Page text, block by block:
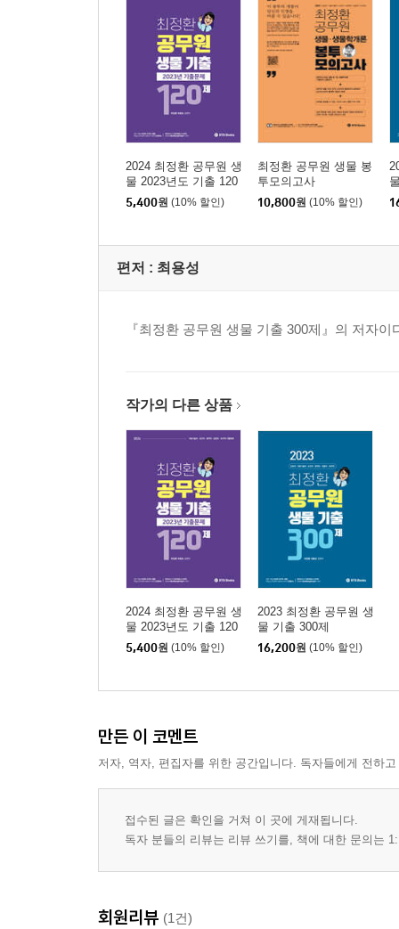
21 2022년 전라북도 9급 생물 · 409
22 2022년 경상북도 9급 생물 · 412
23 2022년 상반기 경기도 9급 생물 · 416
24 2022년 세종특별시 9급 생물 · 420
25 2022년 2월 서울특별시 8급/9급 생물 · 424
26 2021년 하반기 경기도 9급 생물 · 429
28 2021년 7월 전라남도 9급 생물 · 438
29 2021년 서울특별시 8급/9급 생물 · 444
31 2021년 전라북도 9급 생물 · 452
32 2021년 경상북도 9급 생물 · 456
[7급 공무원]
03 2024년 국가직 7급 생물학개론 · 474
04 2024년 지방직 7급 생물학개론 · 478
05 2023년 국가직 7급 생물학개론 · 482
06 2023년 지방직 7급 생물학개론 · 486
07 2022년 국가직 7급 생물학개론 · 490
08 2022년 지방직 7급 생물학개론 · 495
09 2021년 국가직 7급 생물학개론 · 499
[정답 및 해설]
9급 정답 및 해설 · 510
2024 최정환 공무원 생
물 2023년도 기출 120
제
5,400원 (10% 할인)
최정환 공무원 생물 봉
투모의고사
10,800원 (10% 할인)
편저 : 최용성
『최정환 공무원 생물 기출 300제』의 저자이
작가의 다른 상품
2024 최정환 공무원 생
물 2023년도 기출 120
제
5,400원 (10% 할인)
2023 최정환 공무원 생
물 기출 300제
16,200원 (10% 할인)
만든 이 코멘트
저자, 역자, 편집자를 위한 공간입니다. 독자들에게 전하
접수된 글은 확인을 거쳐 이 곳에 게재됩니다.
독자 분들의 리뷰는 리뷰 쓰기를, 책에 대한 문의는
회원리뷰 (1건)